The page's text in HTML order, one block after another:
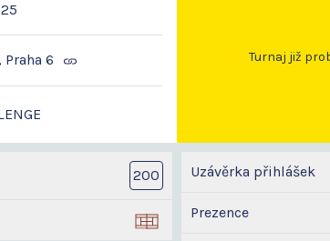
6 Turnaj již
200 Uzávěrka přihlášek
Prezence